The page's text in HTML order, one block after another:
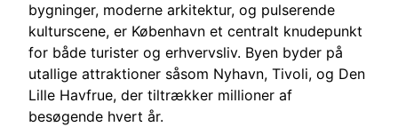
bygninger, moderne arkitektur, og pulserende
kulturscene, er København et centralt knudepunkt
for både turister og erhvervsliv. Byen byder på
utallige attraktioner såsom Nyhavn, Tivoli, og Den
Lille Havfrue, der tiltrækker millioner af
besøgende hvert år.